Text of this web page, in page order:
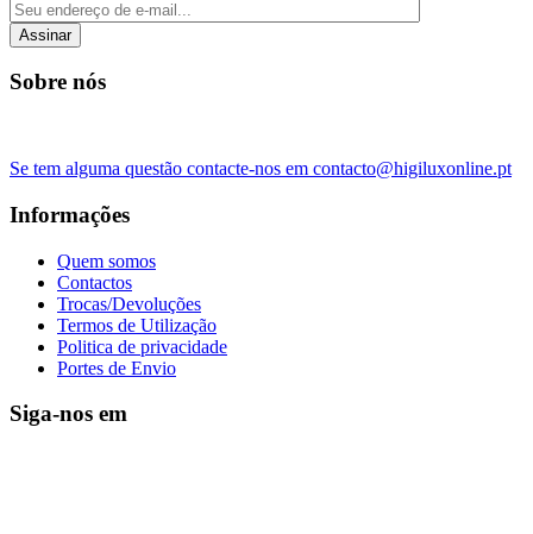
Assinar
Sobre nós
Se tem alguma questão contacte-nos em contacto@higiluxonline.pt
Informações
Quem somos
Contactos
Trocas/Devoluções
Termos de Utilização
Politica de privacidade
Portes de Envio
Siga-nos em